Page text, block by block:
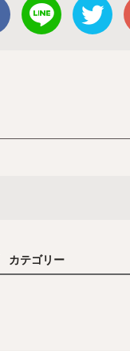
カテゴリー